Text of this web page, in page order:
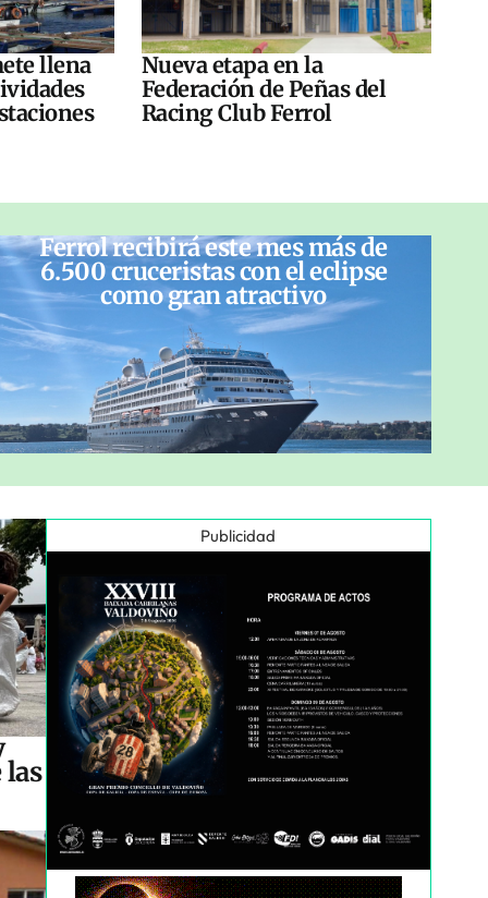
llena
Nueva etapa en la
Federación de Peñas del
Racing Club Ferrol
Ferrol recibirá este mes más de
6.500 cruceristas con el eclipse
como gran atractivo
las
Publicidad